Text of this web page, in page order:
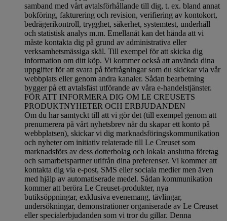
samband med vårt avtalsförhållande till dig, t. ex. bland annat
bokföring, fakturering och revision, verifiering av kontokort,
bedrägerikontroll, trygghet, säkerhet, systemtest, underhåll
och statistisk analys m.m. Emellanåt kan det hända att vi
måste kontakta dig på grund av administrativa eller
verksamhetsmässiga skäl. Till exempel för att skicka dig
information om ditt köp. Vi kommer också att använda dina
uppgifter för att svara på förfrågningar som du skickar via vår
webbplats eller genom andra kanaler. Sådan bearbetning
bygger på ett avtalsfäst utförande av våra e-handelstjänster.
FÖR ATT INFORMERA DIG OM LE CREUSETS
PRODUKTNYHETER OCH ERBJUDANDEN
Om du har samtyckt till att vi gör det (till exempel genom att
prenumerera på vårt nyhetsbrev när du skapar ett konto på
webbplatsen), skickar vi dig marknadsföringskommunikation
och nyheter om initiativ relaterade till Le Creuset som
marknadsförs av dess dotterbolag och lokala anslutna företag
och samarbetspartner utifrån dina preferenser. Vi kommer att
kontakta dig via e-post, SMS eller sociala medier men även
med hjälp av automatiserade medel. Sådan kommunikation
kommer att beröra Le Creuset-produkter, nya
butiksöppningar, exklusiva evenemang, tävlingar,
undersökningar, demonstrationer organiserade av Le Creuset
eller specialerbjudanden som vi tror du gillar. Denna